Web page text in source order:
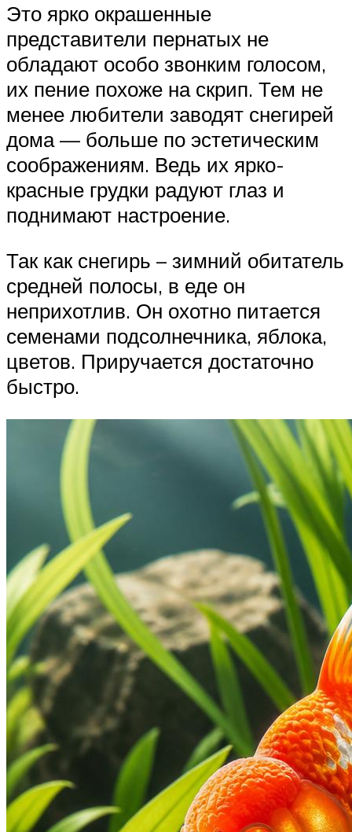
Это ярко окрашенные
представители пернатых не
обладают особо звонким голосом,
их пение похоже на скрип. Тем не
менее любители заводят снегирей
дома — больше по эстетическим
соображениям. Ведь их ярко-
красные грудки радуют глаз и
поднимают настроение.
Так как снегирь – зимний обитатель
средней полосы, в еде он
неприхотлив. Он охотно питается
семенами подсолнечника, яблока,
цветов. Приручается достаточно
быстро.